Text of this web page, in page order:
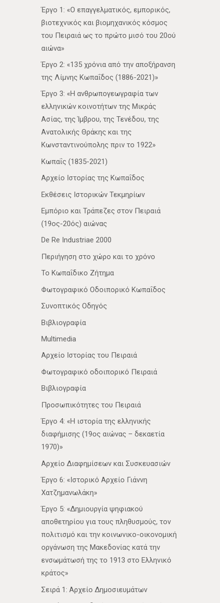
Έργο 1: «Ο επαγγελματικός, εμπορικός,
βιοτεχνικός και βιομηχανικός κόσμος
του Πειραιά ως το πρώτο μισό του 20ού
αιώνα»
Έργο 2: «135 χρόνια από την αποξήρανση
της Λίμνης Κωπαΐδος (1886-2021)»
Έργο 3: «Η ανθρωπογεωγραφία των
ελληνικών κοινοτήτων της Μικράς
Ασίας, της Ίμβρου, της Τενέδου, της
Ανατολικής Θράκης και της
Κωνσταντινούπολης πριν το 1922»
Κωπαΐς (1835-2021)
Αρχείο Ιστορίας της Κωπαΐδος
Εκθέσεις Ιστορικών Τεκμηρίων
Εμπόριο και Τράπεζες στον Πειραιά
(19ος-20ός) αιώνας
De Re Industriae 2000
Περιήγηση στο χώρο και το χρόνο
Το Κωπαΐδικο Ζήτημα
Φωτογραφικό Οδοιπορικό Κωπαΐδος
Συνοπτικός Οδηγός
Βιβλιογραφία
Multimedia
Αρχείο Ιστορίας του Πειραιά
Φωτογραφικό οδοιπορικό Πειραιά
Βιβλιογραφία
Προσωπικότητες του Πειραιά
Έργο 4: «Η ιστορία της ελληνικής
διαφήμισης (19ος αιώνας – δεκαετία
1970)»
Αρχείο Διαφημίσεων και Συσκευασιών
Έργο 6: «Ιστορικό Αρχείο Γιάννη
Χατζημανωλάκη»
Έργο 5: «Δημιουργία ψηφιακού
αποθετηρίου για τους πληθυσμούς, τον
πολιτισμό και την κοινωνικο-οικονομική
οργάνωση της Μακεδονίας κατά την
ενσωμάτωσή της το 1913 στο Ελληνικό
κράτος»
Σειρά 1: Αρχείο Δημοσιευμάτων